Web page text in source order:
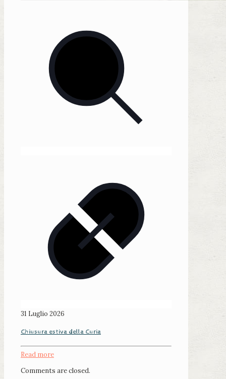
31 Luglio 2026
Chiusura estiva della Curia
Read more
Comments are closed.